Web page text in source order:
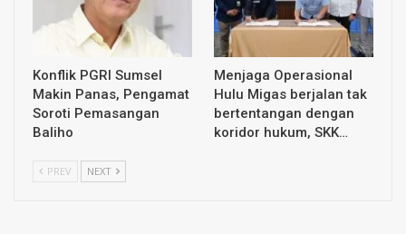
Konflik PGRI Sumsel
Makin Panas, Pengamat
Soroti Pemasangan
Baliho
Menjaga Operasional
Hulu Migas berjalan tak
bertentangan dengan
koridor hukum, SKK…
PREV NEXT